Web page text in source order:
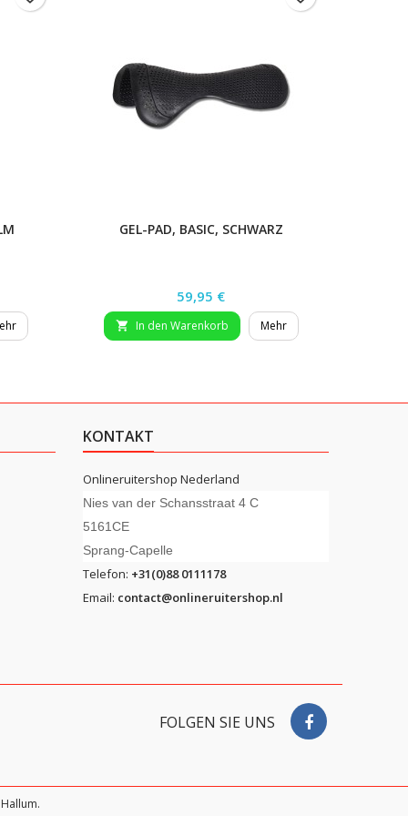
GEL-PAD, BASIC, SCHWARZ
Preis
59,95 €
 In den Warenkorb Mehr
KONTAKT
Onlineruitershop Nederland
Nies van der Schansstraat 4 C
5161CE
Sprang-Capelle
Telefon: +31(0)88 0111178
Email: contact@onlineruitershop.nl
FOLGEN SIE UNS